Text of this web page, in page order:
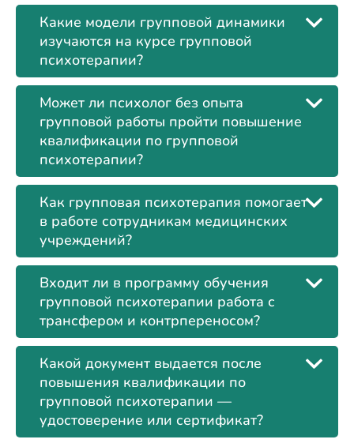
Какие модели групповой динамики
изучаются на курсе групповой
психотерапии?
Может ли психолог без опыта
групповой работы пройти повышение
квалификации по групповой
психотерапии?
Как групповая психотерапия помогает
в работе сотрудникам медицинских
учреждений?
Входит ли в программу обучения
групповой психотерапии работа с
трансфером и контрпереносом?
Какой документ выдается после
повышения квалификации по
групповой психотерапии —
удостоверение или сертификат?